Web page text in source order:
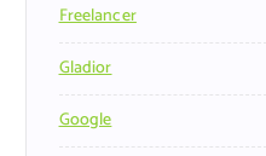
Freelancer
Gladior
Google